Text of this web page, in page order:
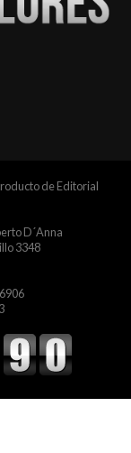
de Editorial
D´Anna
3348